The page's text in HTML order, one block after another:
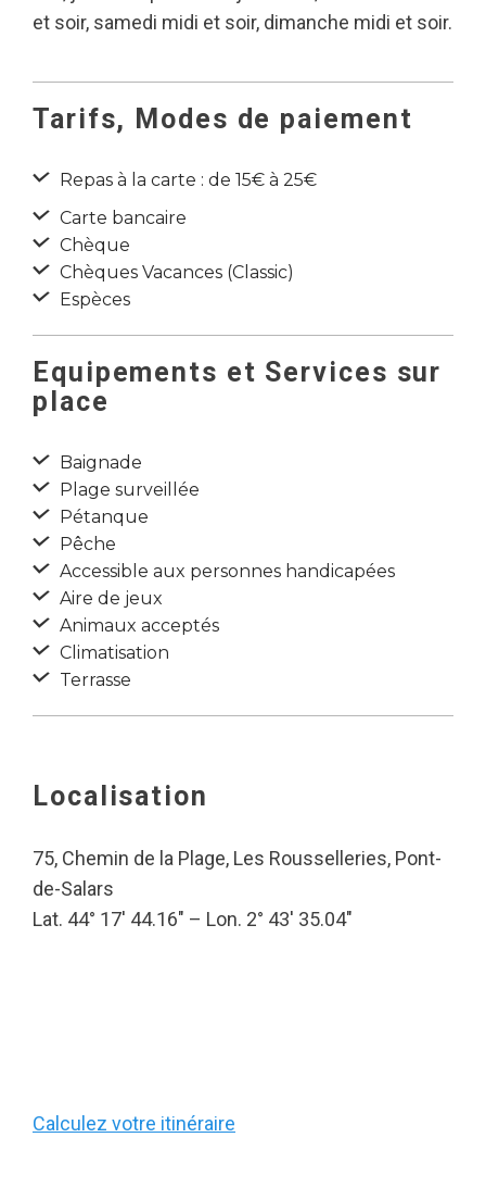
et soir, samedi midi et soir, dimanche midi et soir.
Tarifs, Modes de paiement
Repas à la carte : de 15€ à 25€
Carte bancaire
Chèque
Chèques Vacances (Classic)
Espèces
Equipements et Services sur
place
Baignade
Plage surveillée
Pétanque
Pêche
Accessible aux personnes handicapées
Aire de jeux
Animaux acceptés
Climatisation
Terrasse
Localisation
75, Chemin de la Plage, Les Rousselleries, Pont-
de-Salars
Lat. 44° 17′ 44.16″ – Lon. 2° 43′ 35.04″
Calculez votre itinéraire